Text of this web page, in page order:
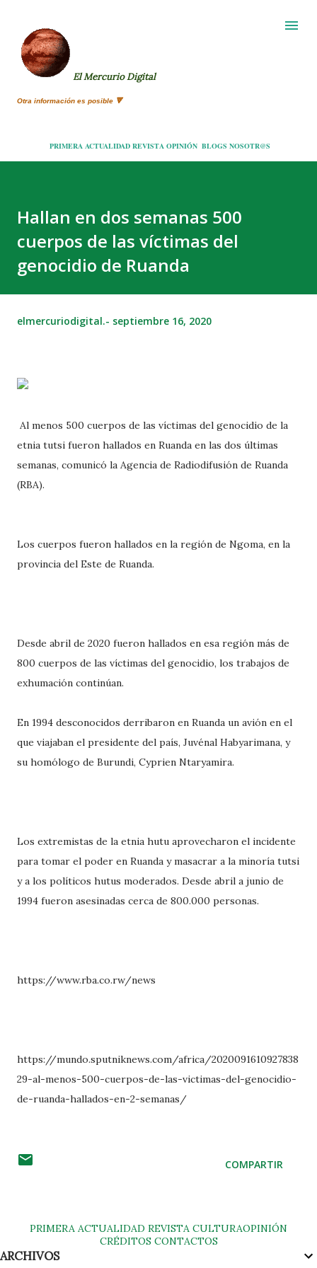
El Mercurio Digital
Otra información es posible 🔻
PRIMERA ACTUALIDAD REVISTA OPINIÓN BLOGS NOSOTR@S
Hallan en dos semanas 500
cuerpos de las víctimas del
genocidio de Ruanda
elmercuriodigital.- septiembre 16, 2020
Al menos 500 cuerpos de las víctimas del genocidio de la
etnia tutsi fueron hallados en Ruanda en las dos últimas
semanas, comunicó la Agencia de Radiodifusión de Ruanda
(RBA).
Los cuerpos fueron hallados en la región de Ngoma, en la
provincia del Este de Ruanda.
Desde abril de 2020 fueron hallados en esa región más de
800 cuerpos de las víctimas del genocidio, los trabajos de
exhumación continúan.
En 1994 desconocidos derribaron en Ruanda un avión en el
que viajaban el presidente del país, Juvénal Habyarimana, y
su homólogo de Burundi, Cyprien Ntaryamira.
Los extremistas de la etnia hutu aprovecharon el incidente
para tomar el poder en Ruanda y masacrar a la minoría tutsi
y a los políticos hutus moderados. Desde abril a junio de
1994 fueron asesinadas cerca de 800.000 personas.
https://www.rba.co.rw/news
https://mundo.sputniknews.com/africa/2020091610927838
29-al-menos-500-cuerpos-de-las-victimas-del-genocidio-
de-ruanda-hallados-en-2-semanas/
COMPARTIR
PRIMERA ACTUALIDAD REVISTA CULTURAOPINIÓN
CRÉDITOSCONTACTOS
ARCHIVOS